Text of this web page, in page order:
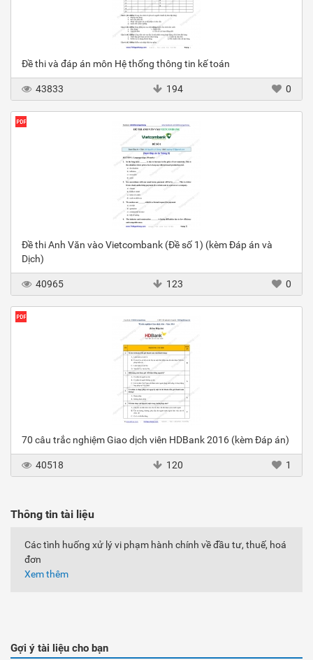
Đề thi và đáp án môn Hệ thống thông tin kế toán
43833 194 0
Đề thi Anh Văn vào Vietcombank (Đề số 1) (kèm Đáp án và
Dịch)
40965 123 0
70 câu trắc nghiệm Giao dịch viên HDBank 2016 (kèm Đáp án)
40518 120 1
Thông tin tài liệu
Các tình huống xử lý vi phạm hành chính về đầu tư, thuế, hoá
đơn
Xem thêm
Gợi ý tài liệu cho bạn